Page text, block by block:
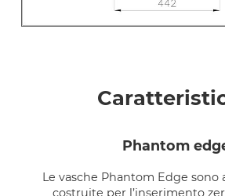
phantom
Le vasche Phantom Edge sono
costruite per l’inserimento